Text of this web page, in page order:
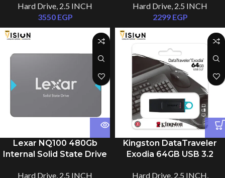
Hard Drive 2.5 INCH
2299 EGP
550MB/s Read
Hard Drive 2.5 INCH
3550 EGP
Kingston DataTraveler
Exodia 64GB USB 3.2
Hard Drive, 2.5 INCH,
Lexar NQ100 480Gb
Internal Solid State Drive
Hard Drive, 2.5 INCH